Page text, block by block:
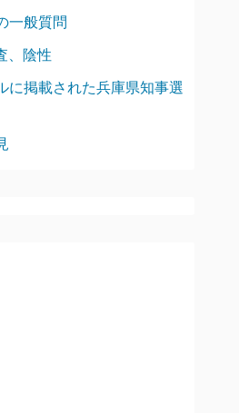
一般質問
、陰性
に掲載された兵庫県知事選